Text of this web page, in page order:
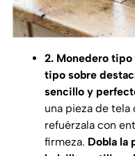
2. Monedero tipo
tipo sobre
sencillo y
una pieza de
refuérzala con
firmeza. Dobla la